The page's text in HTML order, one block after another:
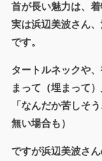
首が長い魅力は、
実は浜辺美波さん、
です。
タートルネックや
まって（埋まって
「なんだか苦しそ
無い場合も）
ですが浜辺美波さ